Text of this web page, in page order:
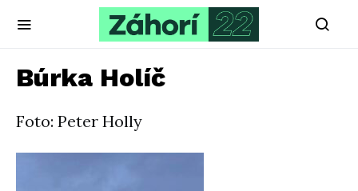
Búrka Holíč
Foto: Peter Holly